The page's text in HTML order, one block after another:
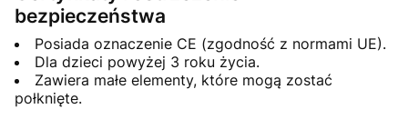
bezpieczeństwa
Posiada oznaczenie CE (zgodność z normami UE).
Dla dzieci powyżej 3 roku życia.
Zawiera małe elementy, które mogą zostać
połknięte.